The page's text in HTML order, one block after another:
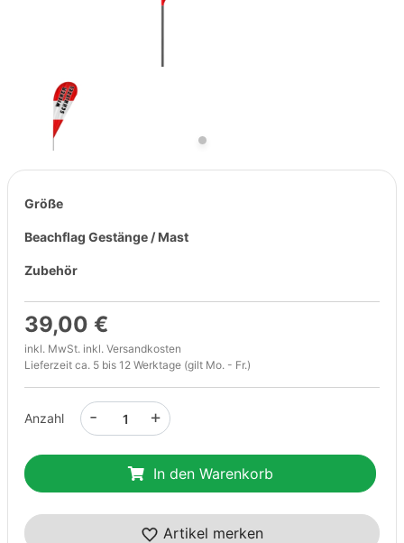
Größe
Beachflag Gestänge / Mast
Zubehör
39,00 €
inkl. MwSt. inkl. Versandkosten
Lieferzeit ca. 5 bis 12 Werktage (gilt Mo. - Fr.)
Anzahl +
-
In den Warenkorb
Artikel merken